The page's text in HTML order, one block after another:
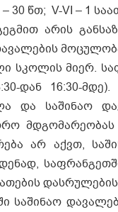
30 წთ; V-VI – 1
არის
სკოლის მიერ.
დან 16:30-
და საშინაო
არ აქვთ,